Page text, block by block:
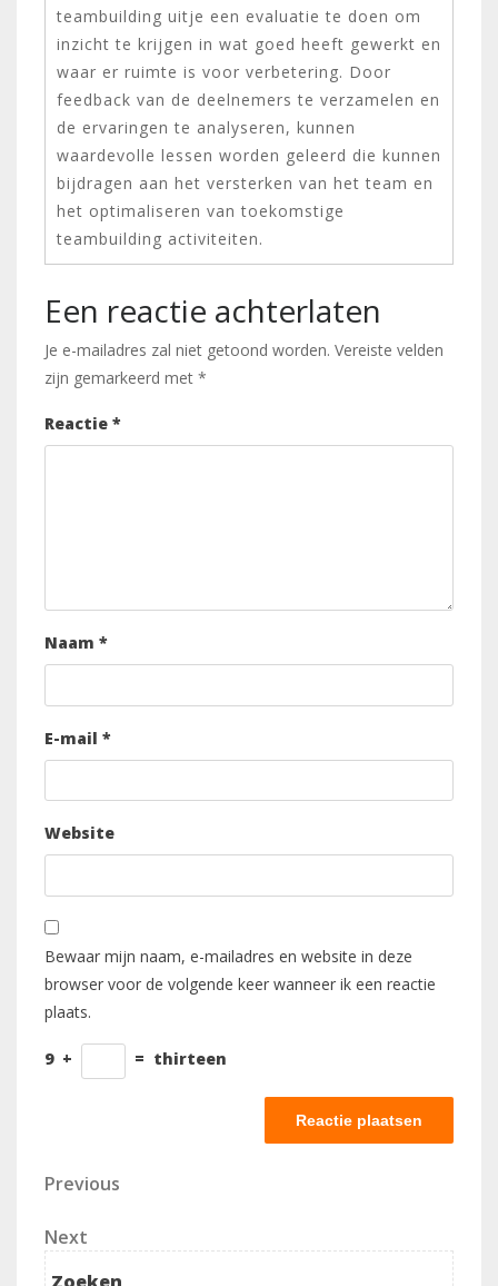
teambuilding uitje een evaluatie te doen om
inzicht te krijgen in wat goed heeft gewerkt en
waar er ruimte is voor verbetering. Door
feedback van de deelnemers te verzamelen en
de ervaringen te analyseren, kunnen
waardevolle lessen worden geleerd die kunnen
bijdragen aan het versterken van het team en
het optimaliseren van toekomstige
teambuilding activiteiten.
Een reactie achterlaten
Je e-mailadres zal niet getoond worden. Vereiste velden
zijn gemarkeerd met *
Reactie *
Naam *
E-mail *
Website
Bewaar mijn naam, e-mailadres en website in deze
browser voor de volgende keer wanneer ik een reactie
plaats.
9 + = thirteen
Berichtnavigatie
Previous
Previous
Next
Post
Next